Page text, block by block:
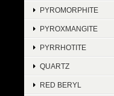
PYROMORPHITE
PYROXMANGITE
PYRRHOTITE
QUARTZ
RED BERYL